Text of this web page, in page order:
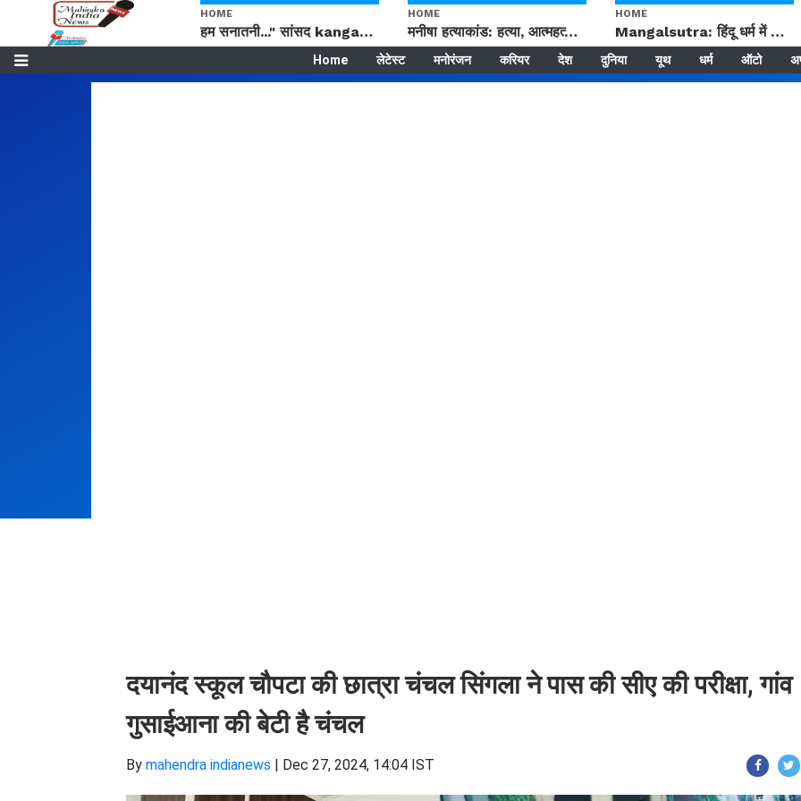
HOME
हम सनातनी..." सांसद kangana Ranaut से क्या बोली लड़की? Viral Jantar-Mantar | CJP protest
HOME
मनीषा हत्याकांड: हत्या, आत्महत्या या कोई बड़ा राज? | Full Story | Josh Haryana
HOME
Mangalsutra: हिंदू धर्म में शादी के बाद मंगलसूत्र क्यों पहनती है महिलाएं, किसने शुरु की ये परंपरा
Home लेटेस्ट मनोरंजन करियर देश दुनिया यूथ धर्म ऑटो
दयानंद स्कूल चौपटा की छात्रा चंचल सिंगला ने पास की सीए की परीक्षा, गांव
गुसाईआना की बेटी है चंचल
By mahendra indianews | Dec 27, 2024, 14:04 IST